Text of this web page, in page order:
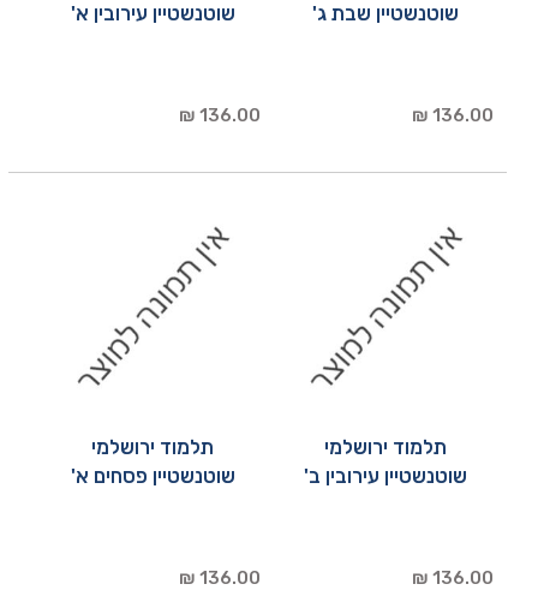
שוטנשטיין שבת ג'
136.00 ₪
שוטנשטיין עירובין א'
136.00 ₪
תלמוד ירושלמי
שוטנשטיין עירובין ב'
136.00 ₪
תלמוד ירושלמי
שוטנשטיין פסחים א'
136.00 ₪